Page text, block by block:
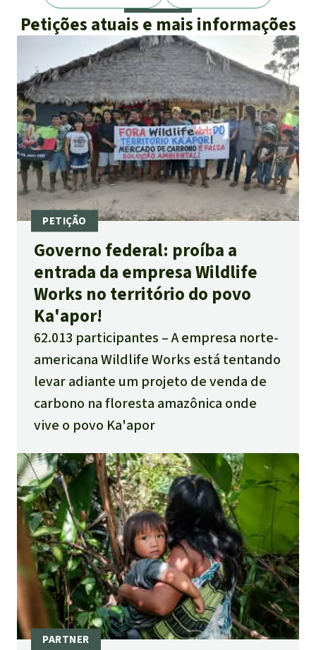
Petições atuais e mais informações
Governo federal: proíba a
entrada da empresa Wildlife
Works no território do povo
Ka'apor!
62.013 participantes
A empresa norte-
americana Wildlife Works está tentando
levar adiante um projeto de venda de
carbono na floresta amazônica onde
vive o povo Ka'apor